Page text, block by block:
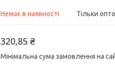
Немає в наявності Тільки
320,85 ₴
Мінімальна сума замовлення на